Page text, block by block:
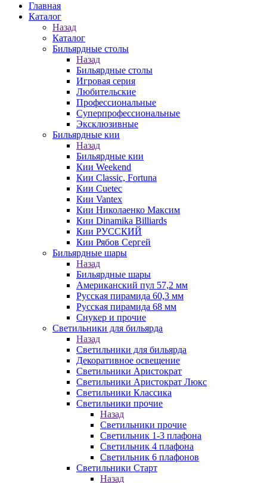
Главная
Каталог
Назад
Каталог
Бильярдные столы
Назад
Бильярдные столы
Игровая серия
Любительские
Профессиональные
Суперпрофессиональные
Эксклюзивные
Бильярдные кии
Назад
Бильярдные кии
Кии Weekend
Кии Classic, Fortuna
Кии Cuetec
Кии Vantex
Кии Николаенко Максим
Кии Dinamika Billiards
Кии РУССКИЙ
Кии Рябов Сергей
Бильярдные шары
Назад
Бильярдные шары
Американский пул 57,2 мм
Русская пирамида 60,3 мм
Русская пирамида 68 мм
Снукер и прочие
Светильники для бильярда
Назад
Светильники для бильярда
Декоративное освещение
Светильники Аристократ
Светильники Аристократ Люкс
Светильники Классика
Светильники прочие
Назад
Светильники прочие
Светильник 1-3 плафона
Светильник 4 плафона
Светильник 6 плафонов
Светильники Старт
Назад